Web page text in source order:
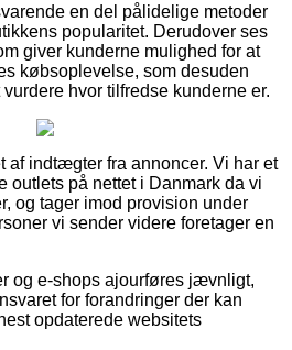
en del pålidelige metoder
popularitet. Derudover ses
giver kunderne mulighed for at
købsoplevelse, som desuden
hvor tilfredse kunderne er.
af indtægter fra annoncer. Vi har et
outlets på nettet i Danmark da vi
og tager imod provision under
vi sender videre foretager en
og e-shops ajourføres jævnligt,
for forandringer der kan
opdaterede websitets